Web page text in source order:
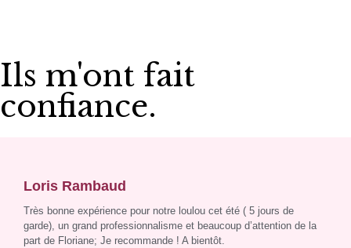
Ils m'ont fait
confiance.
Loris Rambaud
Très bonne expérience pour notre loulou cet été ( 5 jours de
garde), un grand professionnalisme et beaucoup d’attention de la
part de Floriane; Je recommande ! A bientôt.